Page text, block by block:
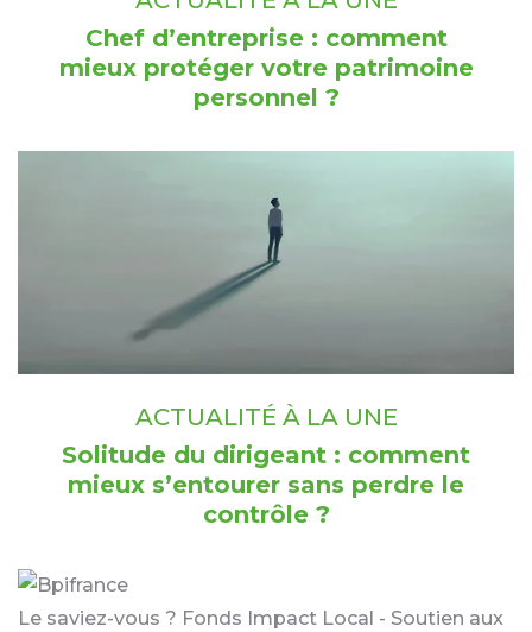
Chef d’entreprise : comment
mieux protéger votre patrimoine
personnel ?
ACTUALITÉ À LA UNE
Solitude du dirigeant : comment
mieux s’entourer sans perdre le
contrôle ?
Le saviez-vous ? Fonds Impact Local - Soutien aux